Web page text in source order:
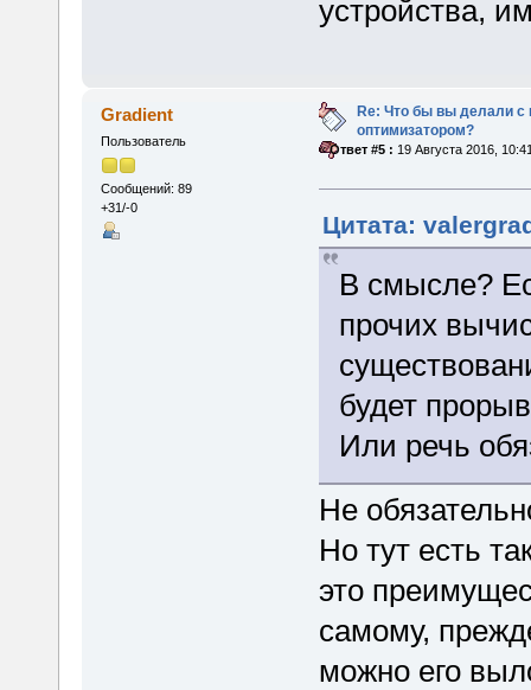
устройства,
Gradient
Пользователь
Сообщений: 89
+31/-0
Re: Что бы вы делали
оптимизатором?
«Ответ #5 : 19 Августа 2016,
Цитата:
В смысле?
прочих
будет
Или речь
Не
Но тут есть
это
самому,
можно его